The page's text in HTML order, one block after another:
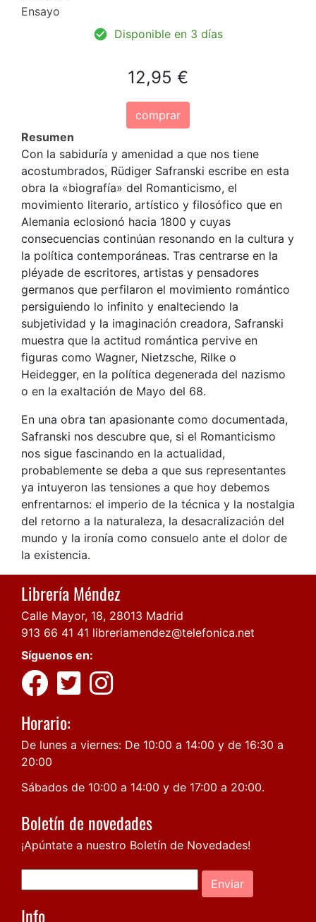
Ensayo
Disponible en 3 días
12,95 €
comprar
Resumen
Con la sabiduría y amenidad a que nos tiene
acostumbrados, Rüdiger Safranski escribe en esta
obra la «biografía» del Romanticismo, el
movimiento literario, artístico y filosófico que en
Alemania eclosionó hacia 1800 y cuyas
consecuencias continúan resonando en la cultura y
la política contemporáneas. Tras centrarse en la
pléyade de escritores, artistas y pensadores
germanos que perfi­laron el movimiento romántico
persiguiendo lo in­finito y enalteciendo la
subjetividad y la imaginación creadora, Safranski
muestra que la actitud romántica pervive en
figuras como Wagner, Nietzsche, Rilke o
Heidegger, en la política degenerada del nazismo
o en la exaltación de Mayo del 68.
En una obra tan apasionante como documentada,
Safranski nos descubre que, si el Romanticismo
nos sigue fascinando en la actualidad,
probablemente se deba a que sus representantes
ya intuyeron las tensiones a que hoy debemos
enfrentarnos: el imperio de la técnica y la nostalgia
del retorno a la naturaleza, la desacralización del
mundo y la ironía como consuelo ante el dolor de
la existencia.
Librería Méndez
Calle Mayor, 18, 28013 Madrid
913 66 41 41 libreriamendez@telefonica.net
Síguenos en:
Horario:
De lunes a viernes: De 10:00 a 14:00 y de 16:30 a
20:00
Sábados de 10:00 a 14:00 y de 17:00 a 20:00.
Boletín de novedades
¡Apúntate a nuestro Boletín de Novedades!
Enviar
Info